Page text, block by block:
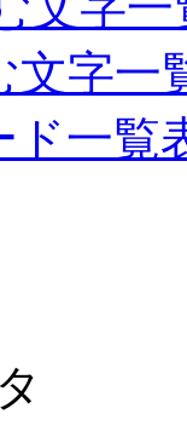
文字一
ド一覧